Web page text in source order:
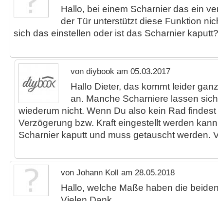
Hallo, bei einem Scharnier das ein
der Tür unterstützt diese Funktion
sich das einstellen oder ist das Scharnier kaputt?
von diybook am 05.03.2017
Hallo Dieter, das kommt leider
an. Manche Scharniere lassen
wiederum nicht. Wenn Du also kein Rad
Verzögerung bzw. Kraft eingestellt werden
Scharnier kaputt und muss getauscht werden.
von Johann Koll am 28.05.2018
Hallo, welche Maße haben die